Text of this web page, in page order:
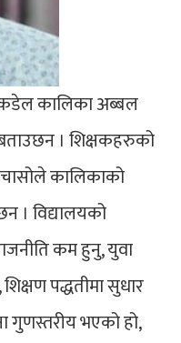
कडेल कालिका अब्बल
। शिक्षकहरुको
कालिकाको
। विद्यालयको
कम हुनु, युवा
पद्धतीमा सुधार
गुणस्तरीय भएको हो,